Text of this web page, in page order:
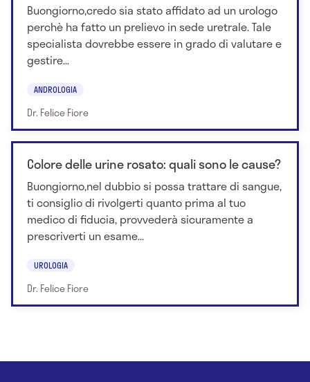
Buongiorno,credo sia stato affidato ad un urologo
perchè ha fatto un prelievo in sede uretrale. Tale
specialista dovrebbe essere in grado di valutare e
gestire...
ANDROLOGIA
Dr. Felice Fiore
Colore delle urine rosato: quali sono le cause?
Buongiorno,nel dubbio si possa trattare di sangue,
ti consiglio di rivolgerti quanto prima al tuo
medico di fiducia, provvederà sicuramente a
prescriverti un esame...
UROLOGIA
Dr. Felice Fiore